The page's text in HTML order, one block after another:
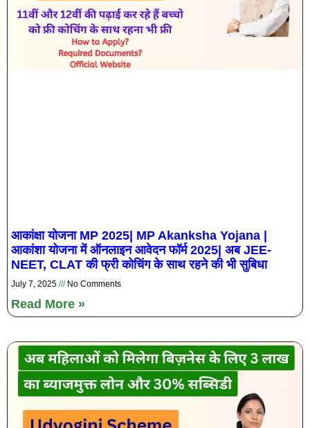
आकांक्षा योजना MP 2025| MP Akanksha Yojana |
आकांशा योजना में ऑनलाइन आवेदन फॉर्म 2025| अब JEE-
NEET, CLAT की फ्री कोचिंग के साथ रहने की भी सुबिधा
July 7, 2025 No Comments
Read More »